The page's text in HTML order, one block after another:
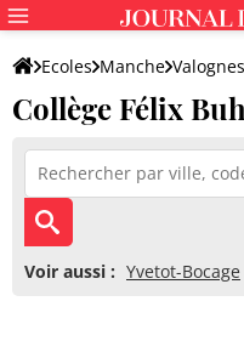
Ecoles Manche Valognes
Collège Félix
Voir aussi : Yvetot-Bocage